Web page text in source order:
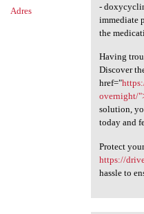
Adres
-
immediate
the
Having
Discover
href="
overnight/
solution,
today and
Protect
https://
hassle to